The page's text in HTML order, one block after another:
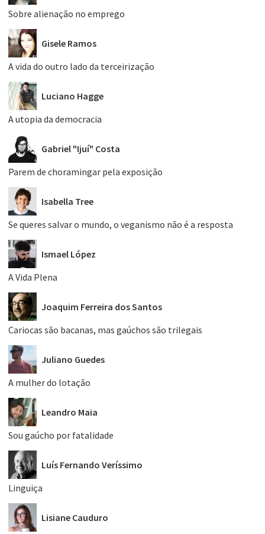
Sobre alienação no emprego
Gisele Ramos
A vida do outro lado da terceirização
Luciano Hagge
A utopia da democracia
Gabriel "Ijuí" Costa
Parem de choramingar pela exposição
Isabella Tree
Se queres salvar o mundo, o veganismo não é a resposta
Ismael López
A Vida Plena
Joaquim Ferreira dos Santos
Cariocas são bacanas, mas gaúchos são trilegais
Juliano Guedes
A mulher do lotação
Leandro Maia
Sou gaúcho por fatalidade
Luís Fernando Veríssimo
Linguiça
Lisiane Cauduro